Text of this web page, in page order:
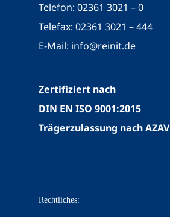
Telefon: 02361 3021 – 0
Telefax: 02361 3021 – 444
E-Mail: info@reinit.de
Zertifiziert nach
DIN EN ISO 9001:2015
Trägerzulassung nach AZAV
Rechtliches: